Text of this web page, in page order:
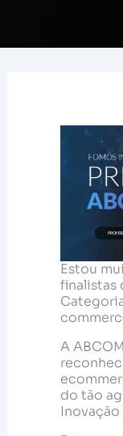
Estou
finalistas
A
do tão